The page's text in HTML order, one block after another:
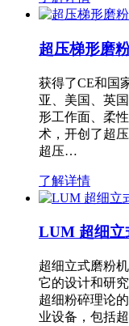
超压梯形磨
获得了CE和国
亚、美国、英
形工作面、柔
术，开创了超
超压…
了解详情
LUM 超细立
超细立式磨粉
它的设计和研
超细粉碎理论
业设备，包括